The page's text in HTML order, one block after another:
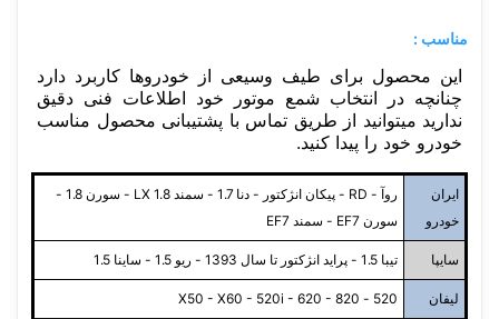
مناسب :
این محصول برای طیف وسیعی از خودروها کاربرد دارد
چنانچه در انتخاب شمع موتور خود اطلاعات فنی دقیق
ندارید میتوانید از طریق تماس با پشتیبانی محصول مناسب
خودرو خود را پیدا کنید.
ایران
خودرو
روآ - RD - پیکان انژکتور - دنا 1.7 - سمند LX 1.8 - سورن 1.8 -
سورن EF7 - سمند EF7
سایپا تیبا 1.5 - پراید انژکتور تا سال 1393 - ریو 1.5 - ساینا 1.5
لیفان 520 - X50 - X60 - 520i - 620 - 820